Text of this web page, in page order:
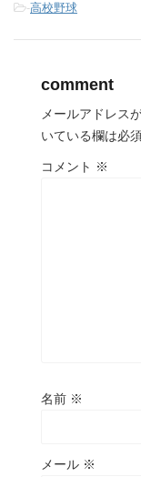
-高校野球
comment
メールアドレス
いている欄は必
コメント ※
名前 ※
メール ※